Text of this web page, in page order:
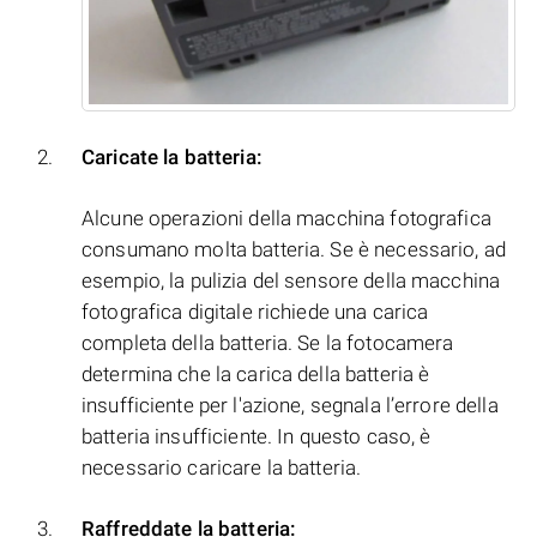
Caricate la batteria:
Alcune operazioni della macchina fotografica
consumano molta batteria. Se è necessario, ad
esempio, la pulizia del sensore della macchina
fotografica digitale richiede una carica
completa della batteria. Se la fotocamera
determina che la carica della batteria è
insufficiente per l'azione, segnala l’errore della
batteria insufficiente. In questo caso, è
necessario caricare la batteria.
Raffreddate la batteria: